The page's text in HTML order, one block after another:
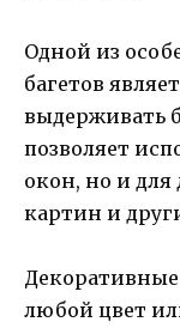
Одной из
багетов
выдерживать
позволяет
окон, но и для
картин и
любой цвет